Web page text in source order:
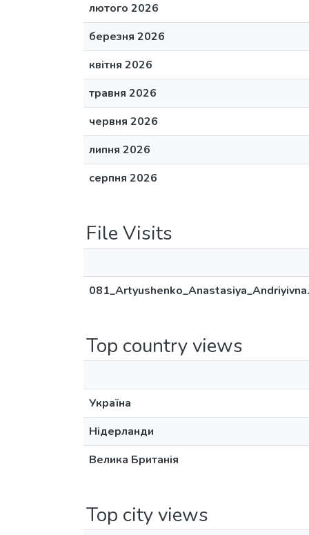
лютого 2026
березня 2026
квітня 2026
травня 2026
червня 2026
липня 2026
серпня 2026
File Visits
Top country views
Україна
Нідерланди
Велика Британія
Top city views